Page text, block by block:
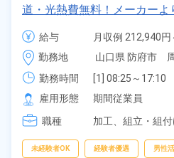
道・光熱費無料！メーカー
了慰労金最大93.8万円★皆勤
手当3万円《山口県・防府市》
給与
月収例 212,940
日給 10,140円～
勤務地
山口県 防府市　
勤務時間
[1] 08:25～17:10
[2] 20:15～05:39
雇用形態
期間従業員
職種
加工、 組立・組付
査、フォークリフ
未経験者OK 経験者優遇 男性